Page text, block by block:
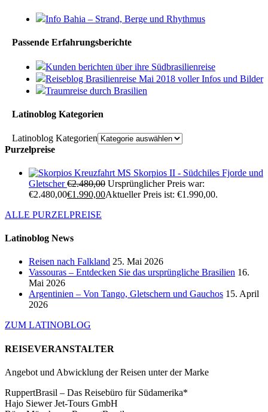
Info Bahia – Strand, Berge und Rhythmus
Passende Erfahrungsberichte
Kunden berichten über ihre Südbrasilienreise
Reiseblog Brasilienreise Mai 2018 voller Infos und Bilder
Traumreise durch Brasilien
Latinoblog Kategorien
Latinoblog Kategorien
Purzelpreise
Kreuzfahrt MS Skorpios II - Südchiles Fjorde und
Gletscher €2.480,00 Ursprünglicher Preis war:
€2.480,00€1.990,00Aktueller Preis ist: €1.990,00.
ALLE PURZELPREISE
Latinoblog News
Reisen nach Falkland 25. Mai 2026
Vassouras – Entdecken Sie das ursprüngliche Brasilien 16.
Mai 2026
Argentinien – Von Tango, Gletschern und Gauchos 15. April
2026
ZUM LATINOBLOG
REISEVERANSTALTER
Angebot und Abwicklung der Reisen unter der Marke
RuppertBrasil – Das Reisebüro für Südamerika*
Hajo Siewer Jet-Tours GmbH